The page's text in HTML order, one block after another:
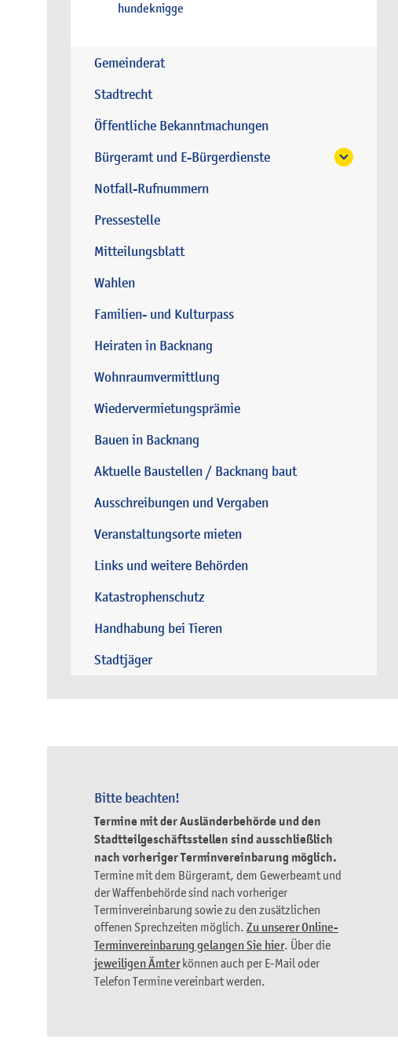
hundeknigge
Gemeinderat
Stadtrecht
Öffentliche Bekanntmachungen
Bürgeramt und E-Bürgerdienste
Notfall-Rufnummern
Pressestelle
Mitteilungsblatt
Wahlen
Familien- und Kulturpass
Heiraten in Backnang
Wohnraumvermittlung
Wiedervermietungsprämie
Bauen in Backnang
Aktuelle Baustellen / Backnang baut
Ausschreibungen und Vergaben
Veranstaltungsorte mieten
Links und weitere Behörden
Katastrophenschutz
Handhabung bei Tieren
Stadtjäger
Bitte beachten!
Termine mit der Ausländerbehörde und den
Stadtteilgeschäftsstellen sind ausschließlich
nach vorheriger Terminvereinbarung möglich.
Termine mit dem Bürgeramt, dem Gewerbeamt und
der Waffenbehörde sind nach vorheriger
Terminvereinbarung sowie zu den zusätzlichen
offenen Sprechzeiten möglich. Zu unserer Online-
Terminvereinbarung gelangen Sie hier. Über die
jeweiligen Ämterkönnen auch per E-Mail oder
Telefon Termine vereinbart werden.